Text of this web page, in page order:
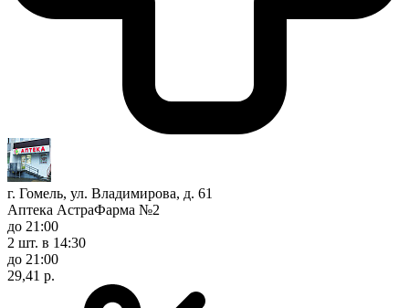
г. Гомель, ул. Владимирова, д. 61
Аптека АстраФарма №2
до 21:00
2 шт. в 14:30
до 21:00
29,41 р.